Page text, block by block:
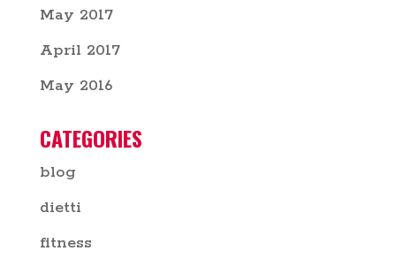
May 2017
April 2017
May 2016
CATEGORIES
blog
dietti
fitness